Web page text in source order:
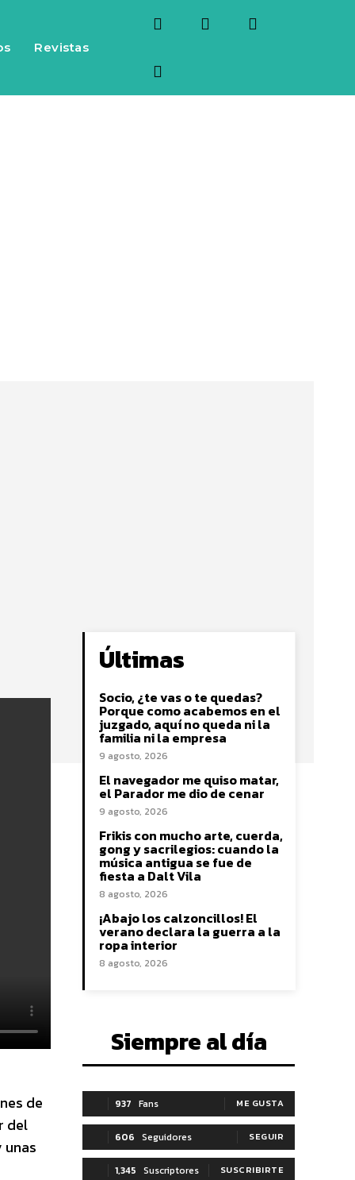
Revistas
de
del
Últimas
Socio, ¿te vas o te quedas?
Porque como acabemos en el
juzgado, aquí no queda ni la
familia ni la empresa
9 agosto, 2026
El navegador me quiso matar,
el Parador me dio de cenar
9 agosto, 2026
Frikis con mucho arte, cuerda,
gong y sacrilegios: cuando la
música antigua se fue de
fiesta a Dalt Vila
8 agosto, 2026
¡Abajo los calzoncillos! El
verano declara la guerra a la
ropa interior
8 agosto, 2026
Siempre al día
937 Fans ME GUSTA
606 Seguidores SEGUIR
1,345 Suscriptores SUSCRIBIRTE